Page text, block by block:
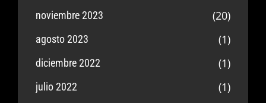
noviembre 2023 (20)
agosto 2023 (1)
diciembre 2022 (1)
julio 2022 (1)